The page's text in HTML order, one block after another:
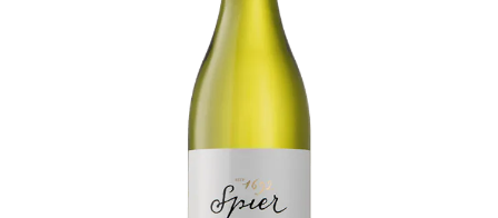
Alcoholvrije dranken